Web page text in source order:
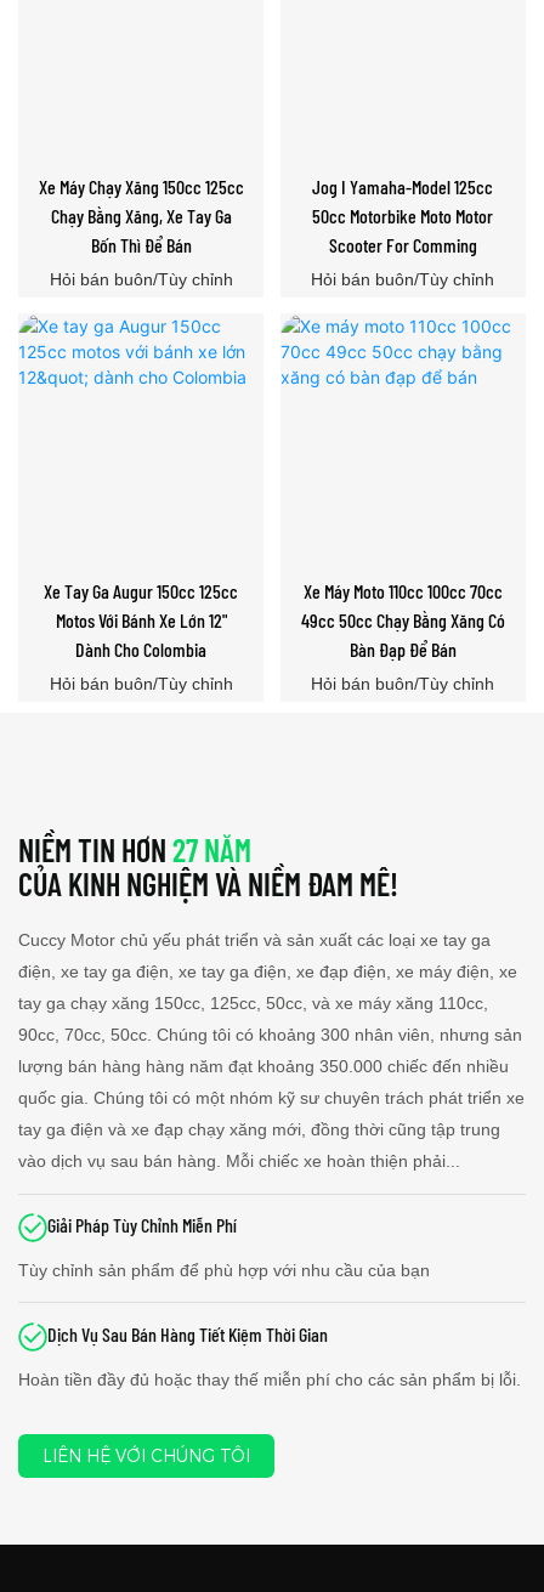
Xe Máy Chạy Xăng 150cc 125cc
Chạy Bằng Xăng, Xe Tay Ga
Bốn Thì Để Bán
Hỏi bán buôn/Tùy chỉnh
Jog I Yamaha-Model 125cc
50cc Motorbike Moto Motor
Scooter For Comming
Hỏi bán buôn/Tùy chỉnh
Xe Tay Ga Augur 150cc 125cc
Motos Với Bánh Xe Lớn 12"
Dành Cho Colombia
Hỏi bán buôn/Tùy chỉnh
Xe Máy Moto 110cc 100cc 70cc
49cc 50cc Chạy Bằng Xăng Có
Bàn Đạp Để Bán
Hỏi bán buôn/Tùy chỉnh
NIỀM TIN HƠN27 NĂM
CỦA KINH NGHIỆM VÀ NIỀM ĐAM MÊ!
Cuccy Motor chủ yếu phát triển và sản xuất các loại xe tay ga
điện, xe tay ga điện, xe tay ga điện, xe đạp điện, xe máy điện, xe
tay ga chạy xăng 150cc, 125cc, 50cc, và xe máy xăng 110cc,
90cc, 70cc, 50cc. Chúng tôi có khoảng 300 nhân viên, nhưng sản
lượng bán hàng hàng năm đạt khoảng 350.000 chiếc đến nhiều
quốc gia. Chúng tôi có một nhóm kỹ sư chuyên trách phát triển xe
tay ga điện và xe đạp chạy xăng mới, đồng thời cũng tập trung
vào dịch vụ sau bán hàng. Mỗi chiếc xe hoàn thiện phải...
Giải Pháp Tùy Chỉnh Miễn Phí
Tùy chỉnh sản phẩm để phù hợp với nhu cầu của bạn
Dịch Vụ Sau Bán Hàng Tiết Kiệm Thời Gian
Hoàn tiền đầy đủ hoặc thay thế miễn phí cho các sản phẩm bị lỗi.
LIÊN HỆ VỚI CHÚNG TÔI